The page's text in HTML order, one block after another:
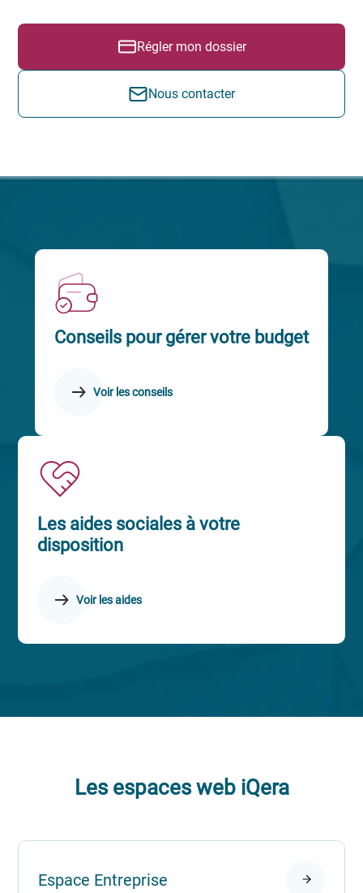
Régler mon dossier
Nous contacter
Conseils pour gérer votre budget
Voir les conseils
Les aides sociales à votre
disposition
Voir les aides
Les espaces web iQera
Espace Entreprise